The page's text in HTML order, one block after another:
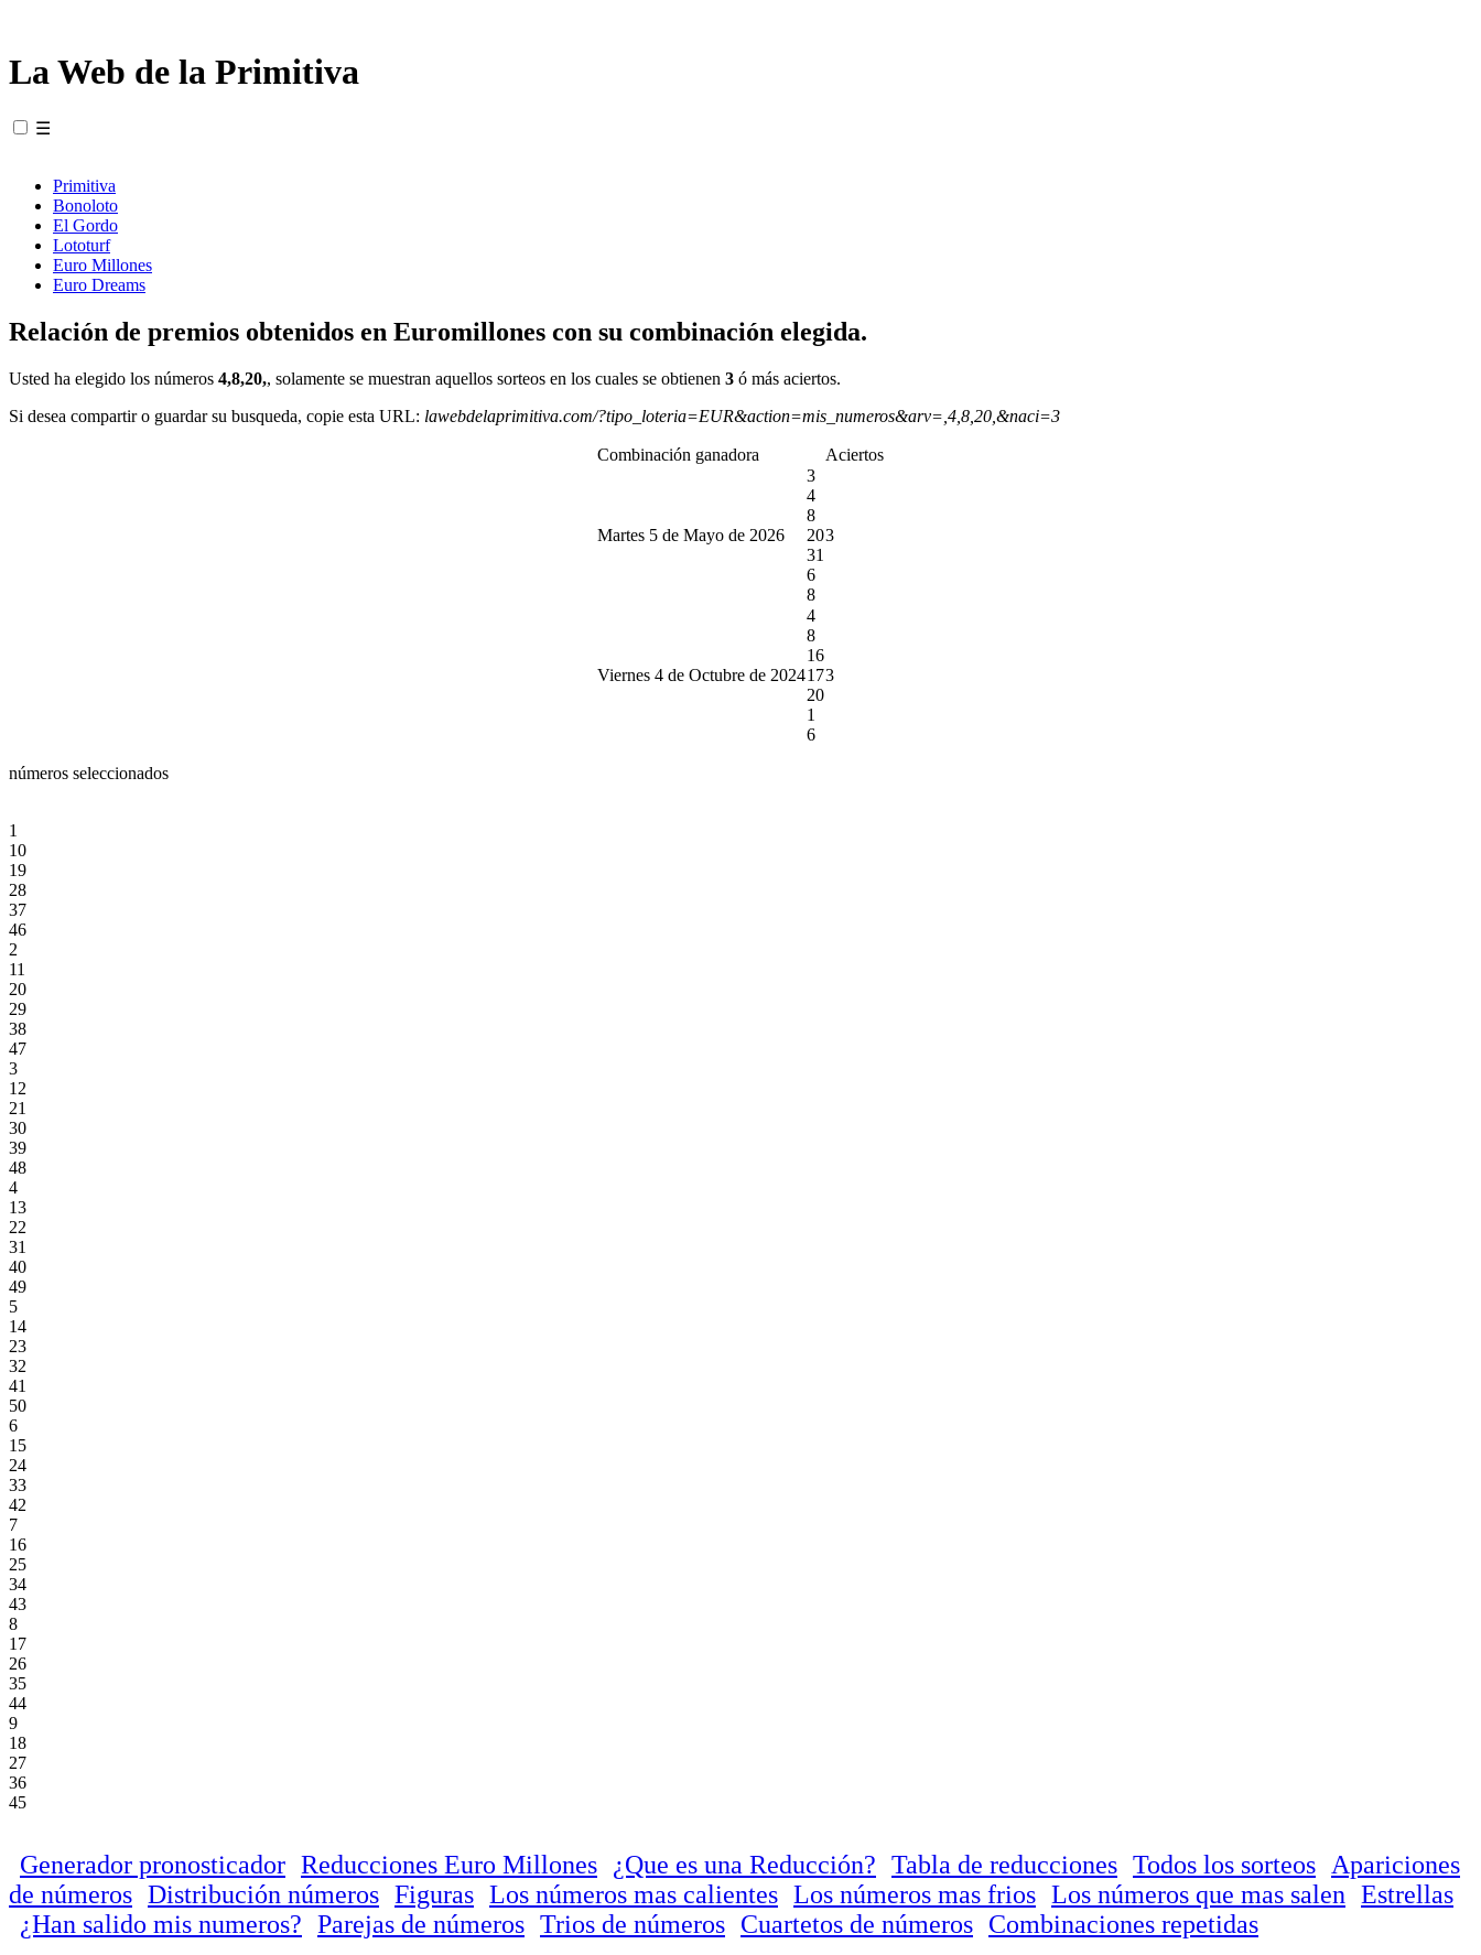
La Web de la Primitiva
☰
Primitiva
Bonoloto
El Gordo
Lototurf
Euro Millones
Euro Dreams
Relación de premios obtenidos en Euromillones con su combinación elegida.
Usted ha elegido los números 4,8,20,, solamente se muestran aquellos sorteos en los cuales se obtienen 3 ó más aciertos.
Si desea compartir o guardar su busqueda, copie esta URL: lawebdelaprimitiva.com/?tipo_loteria=EUR&action=mis_numeros&arv=,4,8,20,&naci=3
Combinación ganadora Aciertos
Martes 5 de Mayo de 2026
3
4
8
20
31
6
8
3
Viernes 4 de Octubre de 2024
4
8
16
17
20
1
6
3
números seleccionados
1
10
19
28
37
46
2
11
20
29
38
47
3
12
21
30
39
48
4
13
22
31
40
49
5
14
23
32
41
50
6
15
24
33
42
7
16
25
34
43
8
17
26
35
44
9
18
27
36
45
Generador pronosticador Reducciones Euro Millones ¿Que es una Reducción? Tabla de reducciones Todos los sorteos
Apariciones
de números Distribución números Figuras Los números mas calientes Los números mas frios Los números que mas salen Estrellas
¿Han salido mis numeros? Parejas de números Trios de números Cuartetos de números Combinaciones repetidas